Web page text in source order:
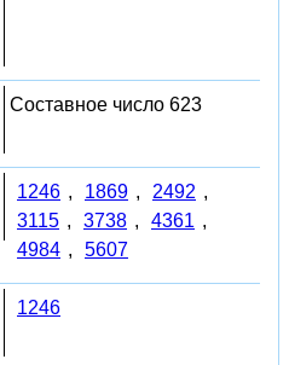
Составное число 623
1246 , 1869 , 2492 ,
3115 , 3738 , 4361 ,
4984 , 5607
1246